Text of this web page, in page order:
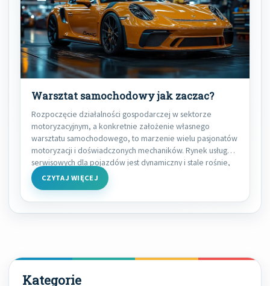
Warsztat samochodowy jak zaczac?
Rozpoczęcie działalności gospodarczej w sektorze
motoryzacyjnym, a konkretnie założenie własnego
warsztatu samochodowego, to marzenie wielu pasjonatów
motoryzacji i doświadczonych mechaników. Rynek usług
serwisowych dla pojazdów jest dynamiczny i stale rośnie,
CZYTAJ WIĘCEJ